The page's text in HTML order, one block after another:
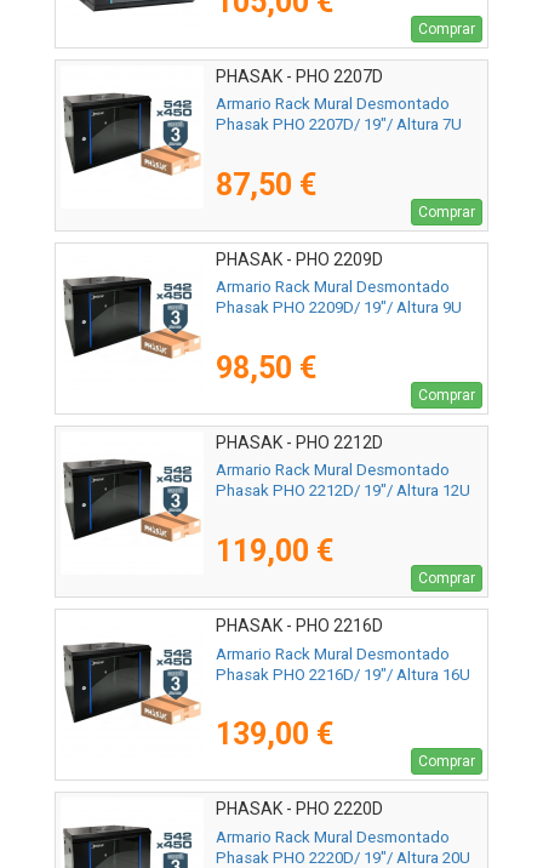
Comprar
PHASAK - PHO 2207D
Armario Rack Mural Desmontado
Phasak PHO 2207D/ 19"/ Altura 7U
87,50 €
Comprar
PHASAK - PHO 2209D
Armario Rack Mural Desmontado
Phasak PHO 2209D/ 19"/ Altura 9U
98,50 €
Comprar
PHASAK - PHO 2212D
Armario Rack Mural Desmontado
Phasak PHO 2212D/ 19"/ Altura 12U
119,00 €
Comprar
PHASAK - PHO 2216D
Armario Rack Mural Desmontado
Phasak PHO 2216D/ 19"/ Altura 16U
139,00 €
Comprar
PHASAK - PHO 2220D
Armario Rack Mural Desmontado
Phasak PHO 2220D/ 19"/ Altura 20U